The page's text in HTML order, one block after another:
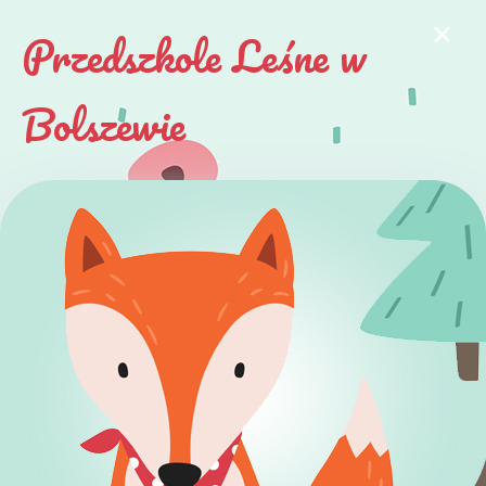
Przedszkole Leśne w
Bolszewie
×